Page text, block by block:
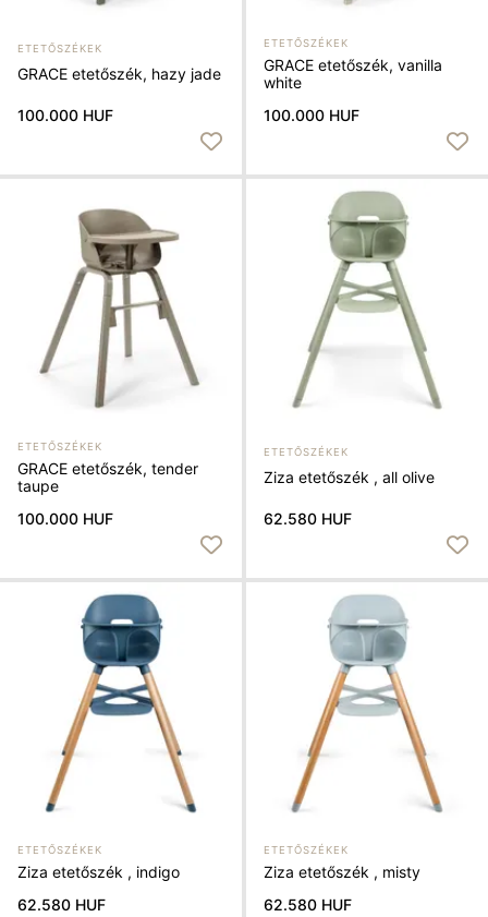
ETETŐSZÉKEK
GRACE etetőszék, hazy jade
100.000 HUF
ETETŐSZÉKEK
GRACE etetőszék, vanilla
white
100.000 HUF
ETETŐSZÉKEK
GRACE etetőszék, tender
taupe
100.000 HUF
ETETŐSZÉKEK
Ziza etetőszék , all olive
62.580 HUF
ETETŐSZÉKEK
Ziza etetőszék , indigo
62.580 HUF
ETETŐSZÉKEK
Ziza etetőszék , misty
62.580 HUF